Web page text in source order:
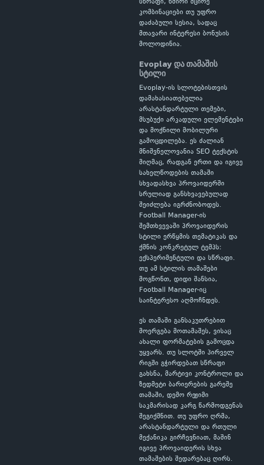
სწრაფი, ხშირი მცირე
კომბინაციები თუ უფრო
დაძაბული სესია, სადაც
მთავარი ინტერესი ბონუსის
მოლოდინია.
Evoplay და თამაშის
სტილი
Evoplay-ის სლოტებისთვის
დამახასიათებელია
არასტანდარტული თემები,
მსუბუქი არკადული ელემენტები
და მოქნილი მობილური
გამოცდილება. ეს ძალიან
მნიშვნელოვანია SEO ტექსტის
მიღმაც, რადგან ერთი და იგივე
სახელწოდების თამაში
სხვადასხვა პროვაიდერში
სრულიად განსხვავებულად
შეიძლება იგრძნობოდეს.
Football Manager-ის
შემთხვევაში პროვაიდერის
სტილი ერწყმის თემატიკას და
ქმნის კონკრეტულ ტემპს:
ექსპერიმენტული და სწრაფი.
თუ ამ სტილის თამაშები
მოგწონთ, დიდი შანსია,
Football Manager-იც
საინტერესო აღმოჩნდეს.
ეს თამაში განსაკუთრებით
მოერგება მოთამაშეს, ვისაც
ახალი ფორმატების გამოცდა
უყვარს. თუ სლოტში პირველ
რიგში გჭირდებათ სწრაფი
გახსნა, მარტივი კონტროლი და
ზედმეტი ბარიერების გარეშე
თამაში, დემო რეჟიმი
საკმარისად კარგ წარმოდგენას
შეგიქმნით. თუ უფრო ღრმა,
არასტანდარტული და რთული
მექანიკა გირჩევნიათ, მაშინ
იგივე პროვაიდერის სხვა
თამაშების შედარებაც ღირს.